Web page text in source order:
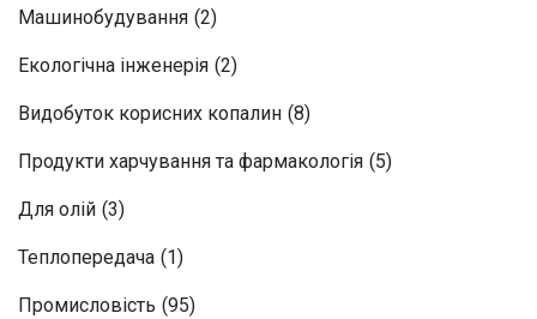
Машинобудування (2)
Екологічна інженерія (2)
Видобуток корисних копалин (8)
Продукти харчування та фармакологія (5)
Для олій (3)
Теплопередача (1)
Промисловість (95)